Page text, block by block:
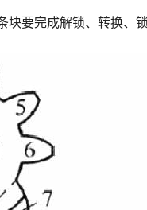
要完成解锁、转换、锁